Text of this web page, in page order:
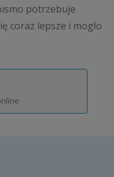
potrzebuje
coraz lepsze i mogło